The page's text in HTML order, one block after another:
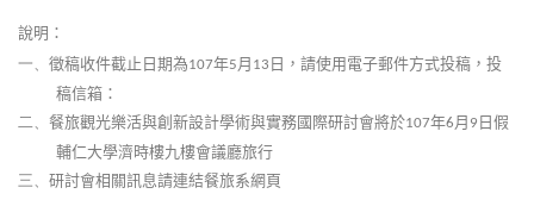
說明：
一、 徵稿收件截止日期為107年5月 13 日，請使用電子郵件方式投稿，投
稿信箱：
二、 餐旅觀光樂活與創新設計學術與實務國際研討會將於107年6月 9 日假
輔仁大學濟時樓九樓會議廳旅行
三、 研討會相關訊息請連結餐旅系網頁